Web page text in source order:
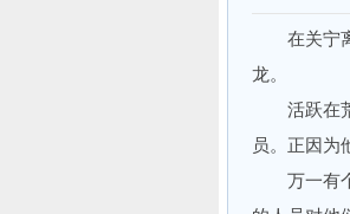
在关宁离
龙。
活跃在荒
员。正因为
万一有个